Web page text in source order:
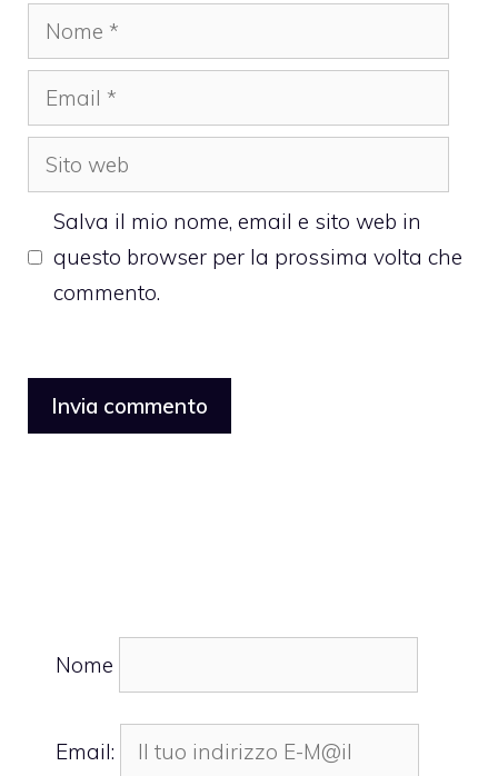
Nome
Email
Sito
web
Salva il mio nome, email e sito web in
questo browser per la prossima volta che
commento.
Nome
Email: